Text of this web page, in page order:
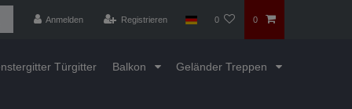
Anmelden Registrieren 0 0
Türgitter Balkon Geländer Treppen